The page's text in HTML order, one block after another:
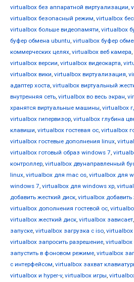
virtualbox без аппаратной виртуализации,
virtualbox безопасный режим, virtualbox
virtualbox больше видеопамяти, virtualbox
буфер обмена ubuntu, virtualbox буфер
коммерческих целях, virtualbox веб камера,
virtualbox версии, virtualbox видеокарта,
virtualbox вики, virtualbox виртуализация,
адаптер хоста, virtualbox виртуальный
внутренняя сеть, virtualbox во весь экран,
хранятся виртуальные машины, virtualbox
virtualbox гипервизор, virtualbox глубина
клавиши, virtualbox гостевая ос, virtualbox
virtualbox гостевые дополнения linux,
virtualbox готовый образ windows 7,
контроллер, virtualbox двунаправленный
linux, virtualbox для mac os, virtualbox для
windows 7, virtualbox для windows xp,
добавить жесткий диск, virtualbox
virtualbox дополнения гостевой ос,
virtualbox жесткий диск, virtualbox зависает,
запуске, virtualbox загрузка с iso, virtualbox
virtualbox запросить разрешение, virtualbox
запустить в фоновом режиме, virtualbox
с интерфейсом, virtualbox захват
virtualbox и hyper-v, virtualbox игры,